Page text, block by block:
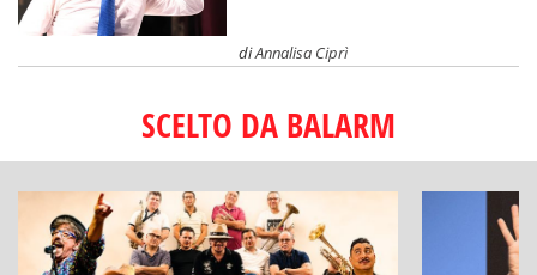
diAnnalisa Ciprì
SCELTO DA BALARM